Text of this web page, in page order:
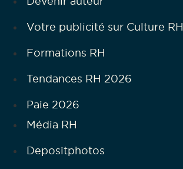
Votre publicité sur Culture RH
Formations RH
Tendances RH 2026
Paie 2026
Média RH
Depositphotos